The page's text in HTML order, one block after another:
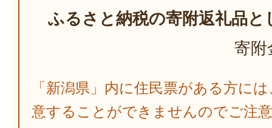
ふるさと納税の寄附返礼品と
寄附
「新潟県」内に住民票がある方に
意することができませんのでご注